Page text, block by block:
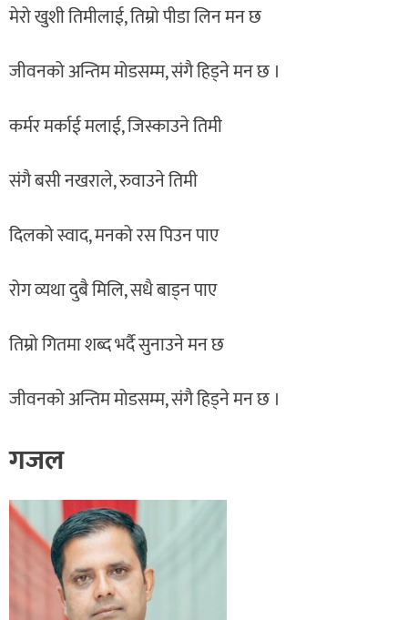
मेरो खुशी तिमीलाई, तिम्रो पीडा लिन मन छ
जीवनको अन्तिम मोडसम्म, संगै हिड्ने मन छ ।
कर्मर मर्काई मलाई, जिस्काउने तिमी
संगै बसी नखराले, रुवाउने तिमी
दिलको स्वाद, मनको रस पिउन पाए
रोग व्यथा दुबै मिलि, सधै बाड्न पाए
तिम्रो गितमा शब्द भर्दै सुनाउने मन छ
जीवनको अन्तिम मोडसम्म, संगै हिड्ने मन छ ।
गजल